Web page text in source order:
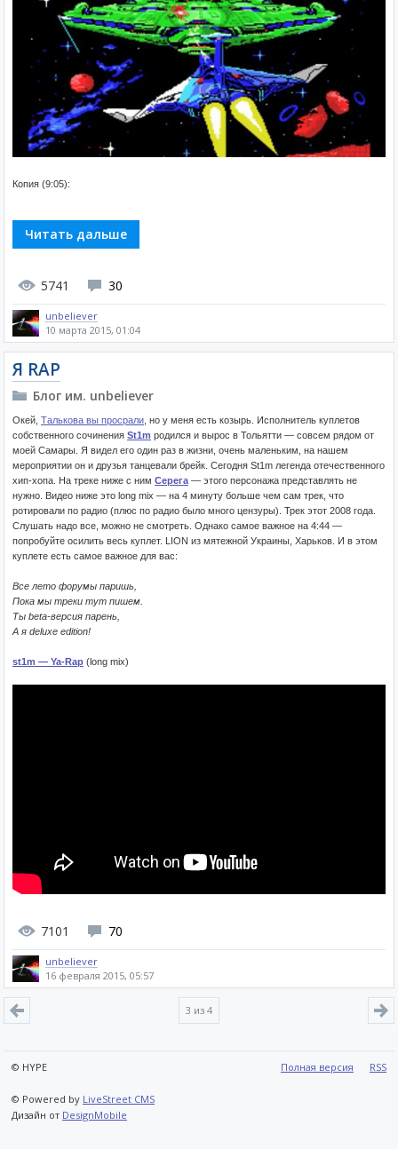
Копия (9:05):
Читать дальше
5741 30
unbeliever
10 марта 2015, 01:04
Я RAP
Блог им. unbeliever
Окей, Талькова вы просрали , но у меня есть козырь. Исполнитель куплетов
собственного сочинения St1m родился и вырос в Тольятти — совсем рядом от
моей Самары. Я видел его один раз в жизни, очень маленьким, на нашем
мероприятии он и друзья танцевали брейк. Сегодня St1m легенда отечественного
хип-хопа. На треке ниже с ним Серега — этого персонажа представлять не
нужно. Видео ниже это long mix — на 4 минуту больше чем сам трек, что
ротировали по радио (плюс по радио было много цензуры). Трек этот 2008 года.
Слушать надо все, можно не смотреть. Однако самое важное на 4:44 —
попробуйте осилить весь куплет. LION из мятежной Украины, Харьков. И в этом
куплете есть самое важное для вас:
Все лето форумы паришь,
Пока мы треки тут пишем.
Ты beta-версия парень,
А я deluxe edition!
st1m — Ya-Rap (long mix)
7101 70
unbeliever
16 февраля 2015, 05:57
3 из 4
Полная версия RSS
© HYPE
© Powered by LiveStreet CMS
Дизайн от DesignMobile